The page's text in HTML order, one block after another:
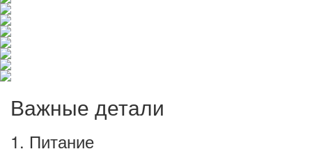
Важные детали
1. Питание